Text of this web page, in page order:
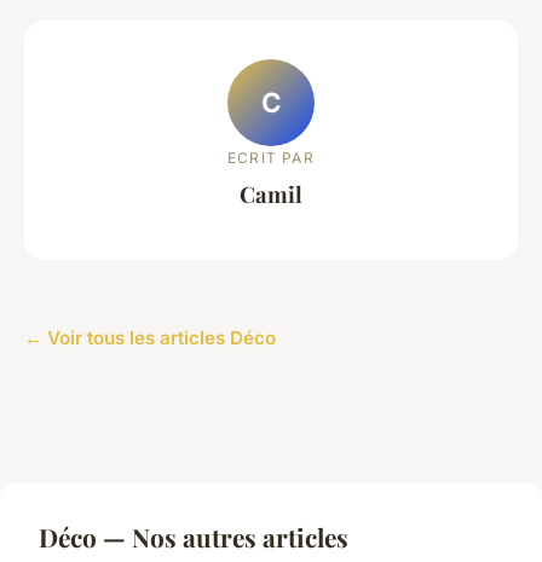
C
ECRIT PAR
Camil
← Voir tous les articles Déco
Déco — Nos autres articles